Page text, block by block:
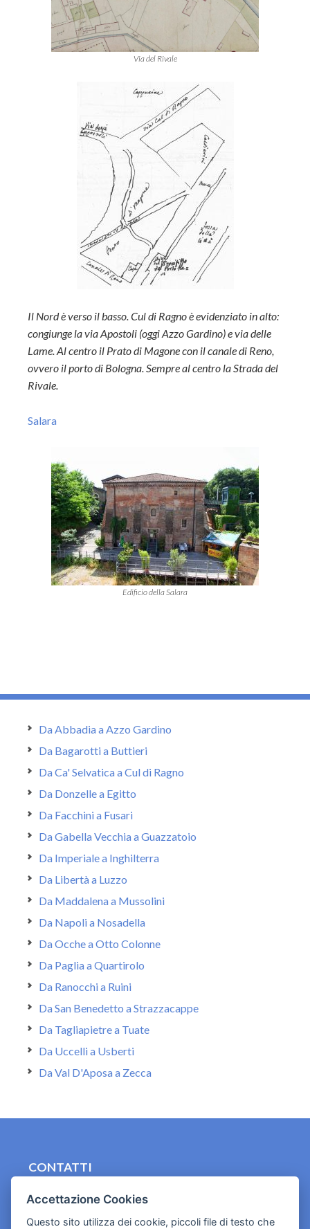
Via del Rivale
Il Nord è verso il basso. Cul di Ragno è evidenziato in alto:
congiunge la via Apostoli (oggi Azzo Gardino) e via delle
Lame. Al centro il Prato di Magone con il canale di Reno,
ovvero il porto di Bologna. Sempre al centro la Strada del
Rivale.
Salara
Edificio della Salara
Da Abbadia a Azzo Gardino
Da Bagarotti a Buttieri
Da Ca' Selvatica a Cul di Ragno
Da Donzelle a Egitto
Da Facchini a Fusari
Da Gabella Vecchia a Guazzatoio
Da Imperiale a Inghilterra
Da Libertà a Luzzo
Da Maddalena a Mussolini
Da Napoli a Nosadella
Da Ocche a Otto Colonne
Da Paglia a Quartirolo
Da Ranocchi a Ruini
Da San Benedetto a Strazzacappe
Da Tagliapietre a Tuate
Da Uccelli a Usberti
Da Val D'Aposa a Zecca
CONTATTI
Cookies e informativa privacy
Accettazione Cookies
Questo sito utilizza dei cookie, piccoli file di testo che